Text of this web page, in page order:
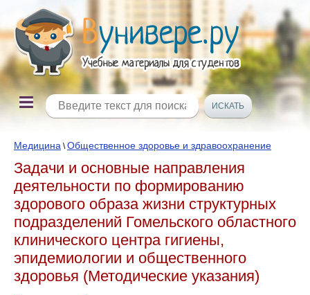
Медицина \Общественное здоровье и здравоохранение
Задачи и основные направления
деятельности по формированию
здорового образа жизни структурных
подразделений Гомельского областного
клинического центра гигиены,
эпидемиологии и общественного
здоровья (Методические указания)